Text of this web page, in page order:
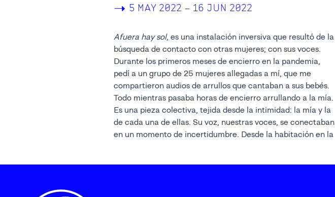
-> 5 MAY 2022 – 16 JUN 2022
Afuera hay sol, es una instalación inversiva que resultó de la
búsqueda de contacto con otras mujeres; con sus voces.
Durante los primeros meses de encierro en la pandemia,
pedí a un grupo de 25 mujeres allegadas a mí, que me
compartieron audios de arrullos que cantaban a sus bebés.
Todo mientras pasaba horas de encierro arrullando a la mía.
Es una pieza colectiva, tejida desde la intimidad: la mía y la
de cada una de ellas. Su voz, nuestras voces, se conectaban
en un momento de incertidumbre. Desde la habitación en la